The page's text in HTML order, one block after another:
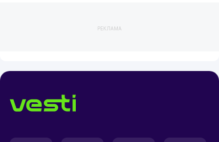
РЕКЛАМА